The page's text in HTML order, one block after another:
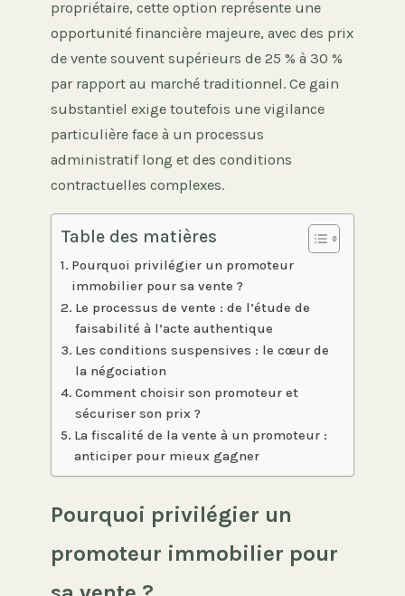
propriétaire, cette option représente une
opportunité financière majeure, avec des prix
de vente souvent supérieurs de 25 % à 30 %
par rapport au marché traditionnel. Ce gain
substantiel exige toutefois une vigilance
particulière face à un processus
administratif long et des conditions
contractuelles complexes.
Table des matières
Pourquoi privilégier un promoteur
immobilier pour sa vente ?
Le processus de vente : de l’étude de
faisabilité à l’acte authentique
Les conditions suspensives : le cœur de
la négociation
Comment choisir son promoteur et
sécuriser son prix ?
La fiscalité de la vente à un promoteur :
anticiper pour mieux gagner
Pourquoi privilégier un
promoteur immobilier pour